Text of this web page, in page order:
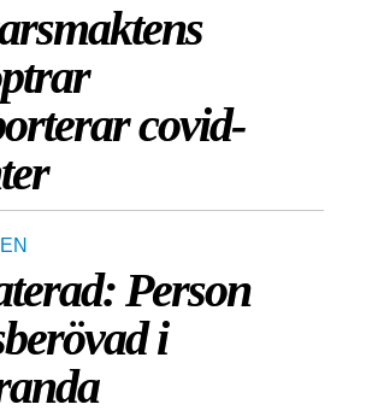
covid-
Person
i